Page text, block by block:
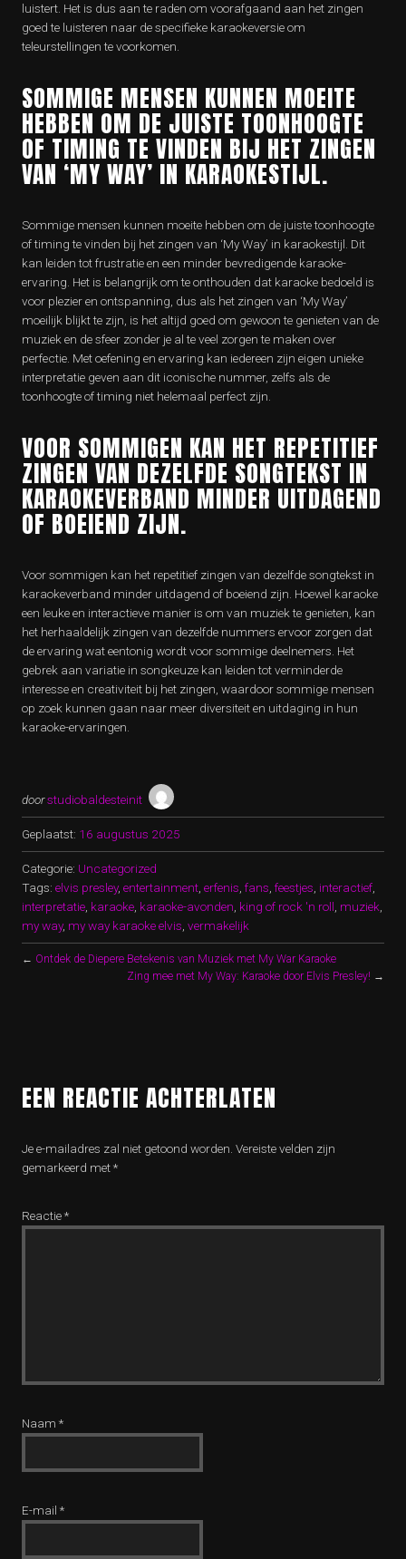
luistert. Het is dus aan te raden om voorafgaand aan het zingen
goed te luisteren naar de specifieke karaokeversie om
teleurstellingen te voorkomen.
SOMMIGE MENSEN KUNNEN MOEITE
HEBBEN OM DE JUISTE TOONHOOGTE
OF TIMING TE VINDEN BIJ HET ZINGEN
VAN ‘MY WAY’ IN KARAOKESTIJL.
Sommige mensen kunnen moeite hebben om de juiste toonhoogte
of timing te vinden bij het zingen van ‘My Way’ in karaokestijl. Dit
kan leiden tot frustratie en een minder bevredigende karaoke-
ervaring. Het is belangrijk om te onthouden dat karaoke bedoeld is
voor plezier en ontspanning, dus als het zingen van ‘My Way’
moeilijk blijkt te zijn, is het altijd goed om gewoon te genieten van de
muziek en de sfeer zonder je al te veel zorgen te maken over
perfectie. Met oefening en ervaring kan iedereen zijn eigen unieke
interpretatie geven aan dit iconische nummer, zelfs als de
toonhoogte of timing niet helemaal perfect zijn.
VOOR SOMMIGEN KAN HET REPETITIEF
ZINGEN VAN DEZELFDE SONGTEKST IN
KARAOKEVERBAND MINDER UITDAGEND
OF BOEIEND ZIJN.
Voor sommigen kan het repetitief zingen van dezelfde songtekst in
karaokeverband minder uitdagend of boeiend zijn. Hoewel karaoke
een leuke en interactieve manier is om van muziek te genieten, kan
het herhaaldelijk zingen van dezelfde nummers ervoor zorgen dat
de ervaring wat eentonig wordt voor sommige deelnemers. Het
gebrek aan variatie in songkeuze kan leiden tot verminderde
interesse en creativiteit bij het zingen, waardoor sommige mensen
op zoek kunnen gaan naar meer diversiteit en uitdaging in hun
karaoke-ervaringen.
doorstudiobaldesteinit
Geplaatst: 16 augustus 2025
Categorie: Uncategorized
Tags: elvis presley, entertainment erfenis fans feestjes interactief
interpretatie karaoke karaoke-avonden king of rock 'n roll muziek
my way, my way karaoke elvis vermakelijk
← Ontdek de Diepere Betekenis van Muziek met My War Karaoke
Zing mee met My Way: Karaoke door Elvis Presley! →
EEN REACTIE ACHTERLATEN
Je e-mailadres zal niet getoond worden. Vereiste velden zijn
gemarkeerd met*
Reactie*
Naam *
E-mail *